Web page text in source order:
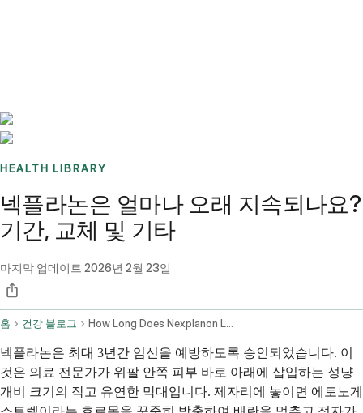
HEALTH LIBRARY
넥플라논은 얼마나 오래 지속되나요?
기간, 교체 및 기타
마지막 업데이트 2026년 2월 23일
홈 건강 블로그 How Long Does Nexplanon Last
넥플라논은 최대 3년간 임신을 예방하도록 승인되었습니다. 이
것은 의료 전문가가 위팔 안쪽 피부 바로 아래에 삽입하는 성냥
개비 크기의 작고 유연한 막대입니다. 제자리에 놓이면 에토노게